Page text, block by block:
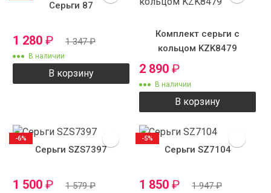
Серьги 87
1 280 ₽ 1 347₽
В наличии
В корзину
Комплект серьги с
кольцом KZK8479
2 890 ₽
В наличии
В корзину
Серьги SZS7397
1 500 ₽ 1 579₽
-6%
Серьги SZ7104
1 850 ₽ 1 947₽
-5%